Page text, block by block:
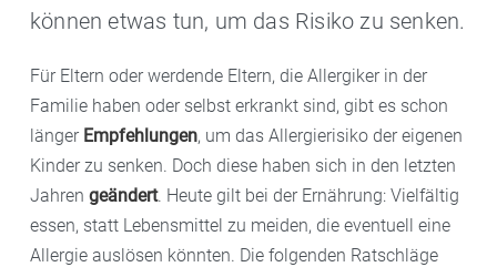
können etwas tun, um das Risiko zu senken.
Für Eltern oder werdende Eltern, die Allergiker in der
Familie haben oder selbst erkrankt sind, gibt es schon
länger Empfehlungen, um das Allergierisiko der eigenen
Kinder zu senken. Doch diese haben sich in den letzten
Jahren geändert. Heute gilt bei der Ernährung: Vielfältig
essen, statt Lebensmittel zu meiden, die eventuell eine
Allergie auslösen könnten. Die folgenden Ratschläge